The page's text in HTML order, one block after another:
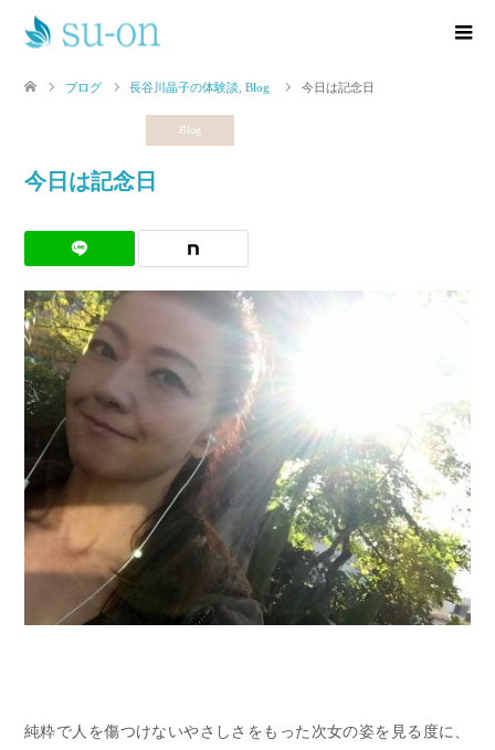
ブログ 長谷川晶子の体験談 Blog 今日は記念日
Blog
今日は記念日
純粋で人を傷つけないやさしさをもった次女の姿を見る度に、